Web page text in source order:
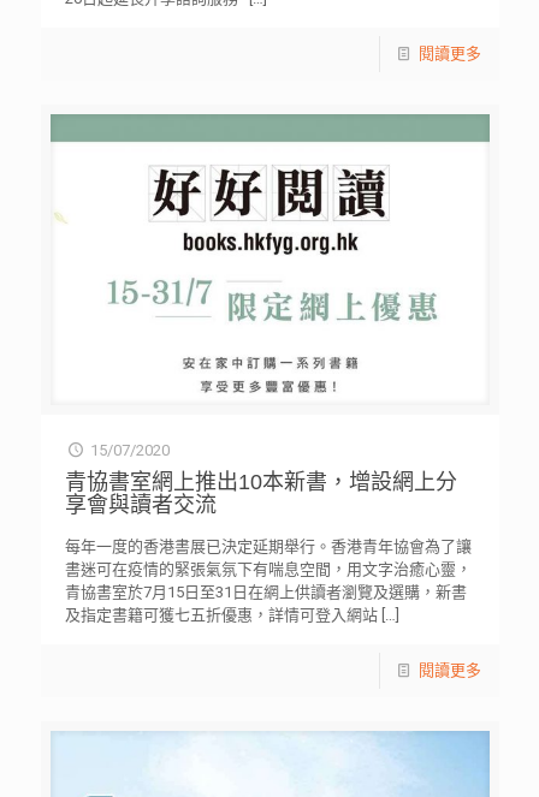
閱讀更多
15/07/2020
青協書室網上推出10本新書，增設網上分
享會與讀者交流
每年一度的香港書展已決定延期舉行。香港青年協會為了讓
書迷可在疫情的緊張氣氛下有喘息空間，用文字治癒心靈，
青協書室於7月15日至31日在網上供讀者瀏覽及選購，新書
及指定書籍可獲七五折優惠，詳情可登入網站[…]
閱讀更多